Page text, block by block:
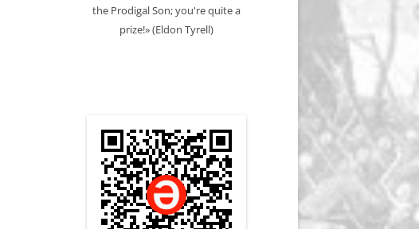
the Prodigal Son; you're quite a
prize!» (Eldon Tyrell)